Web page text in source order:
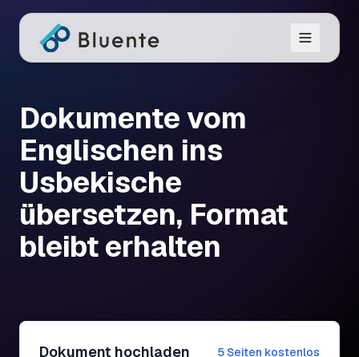
Dokumente vom
Englischen ins
Usbekische
übersetzen, Format
bleibt erhalten
Dokument hochladen 5 Seiten kostenlos